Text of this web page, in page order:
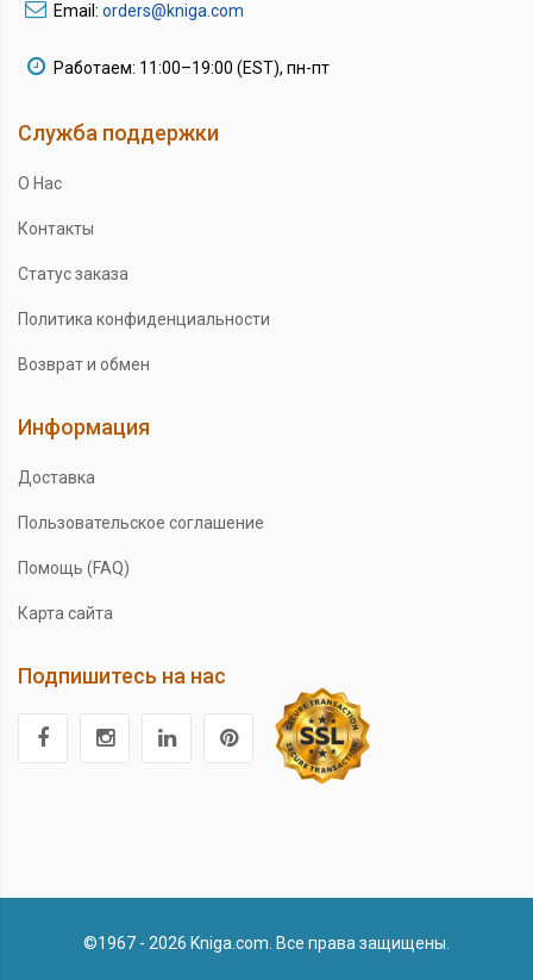
Email: orders@kniga.com
Работаем: 11:00–19:00 (EST), пн-пт
Служба поддержки
О Нас
Контакты
Статус заказа
Политика конфиденциальности
Возврат и обмен
Информация
Доставка
Пользовательское соглашение
Помощь (FAQ)
Карта сайта
Подпишитесь на нас
©1967 - 2026 Kniga.com. Все права защищены.